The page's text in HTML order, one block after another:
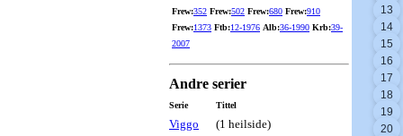
Frew:352 Frew:502 Frew:680 Frew:910
Frew:1373 Ftb:12-1976 Alb:36-1990 Krb:39-
2007
Andre serier
Serie Tittel
Viggo
(1 heilside)
13
14
15
16
17
18
19
20